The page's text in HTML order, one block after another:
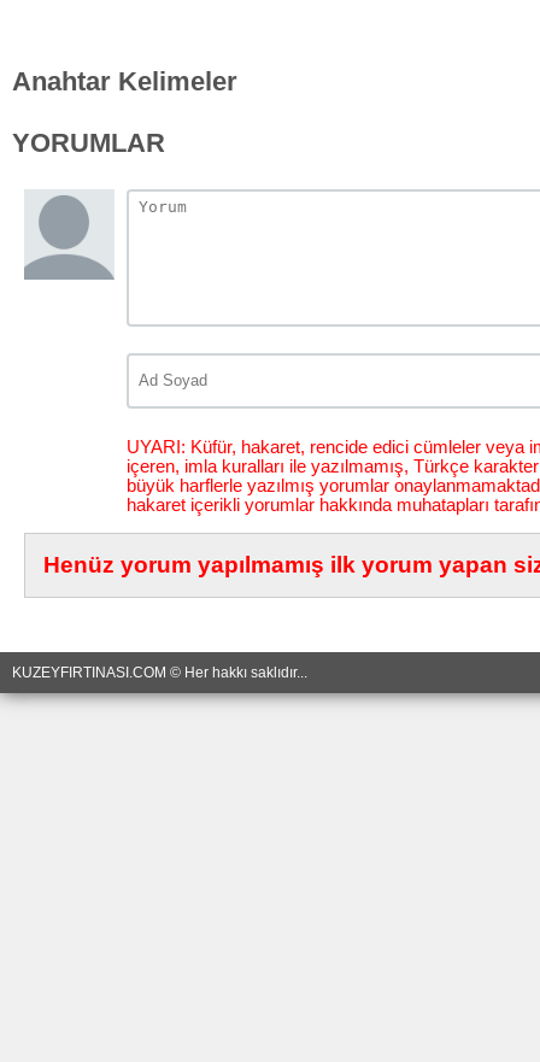
Anahtar Kelimeler
YORUMLAR
UYARI: Küfür, hakaret, rencide edici cümleler veya
içeren, imla kuralları ile yazılmamış, Türkçe
büyük harflerle yazılmış yorumlar
hakaret içerikli yorumlar hakkında muhatapları
Henüz yorum yapılmamış ilk yorum yapan
KUZEYFIRTINASI.COM © Her hakkı saklıdır...